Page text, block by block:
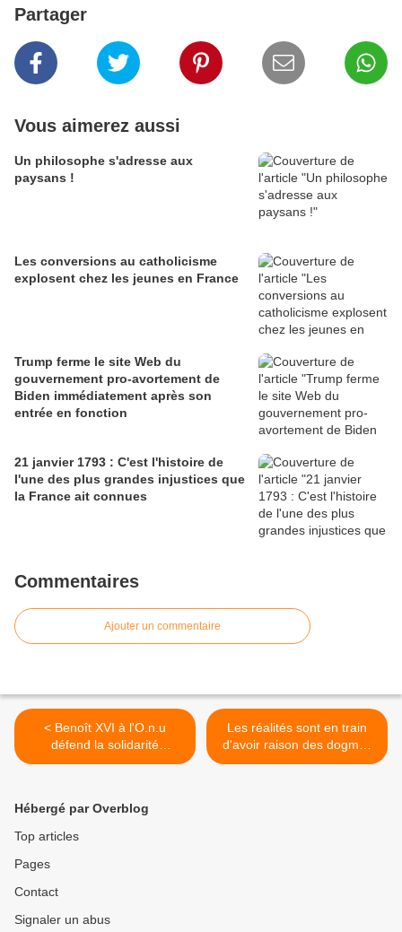
Partager
Vous aimerez aussi
Un philosophe s'adresse aux
paysans !
Les conversions au catholicisme
explosent chez les jeunes en France
Trump ferme le site Web du
gouvernement pro-avortement de
Biden immédiatement après son
entrée en fonction
21 janvier 1793 : C'est l'histoire de
l'une des plus grandes injustices que
la France ait connues
Commentaires
Ajouter un commentaire
< Benoît XVI à l'O.n.u
défend la solidarité
mondiale, les droits de
multilatéralisme
Les réalités sont en train
d'avoir raison des dogmes
de mai 68 >
Hébergé par Overblog
Top articles
Pages
Contact
Signaler un abus